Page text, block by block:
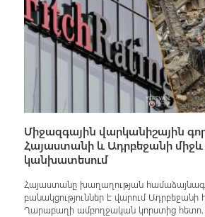
Միջազգային վարկանիշային
Հայաստանի և Ադրբեջանի
կանխատեսում
Հայաստանը խաղաղության
բանակցություններ է վարում Ադրբեջանի
Ղարաբաղի ամբողջական կորստից հետո.